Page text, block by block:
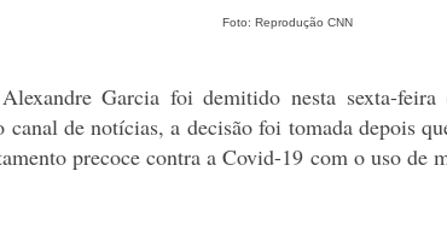
Foto: Reprodução CNN
Garcia foi demitido nesta sexta-
canal de notícias, a decisão foi tomada depois
precoce contra a Covid-19 com o uso de